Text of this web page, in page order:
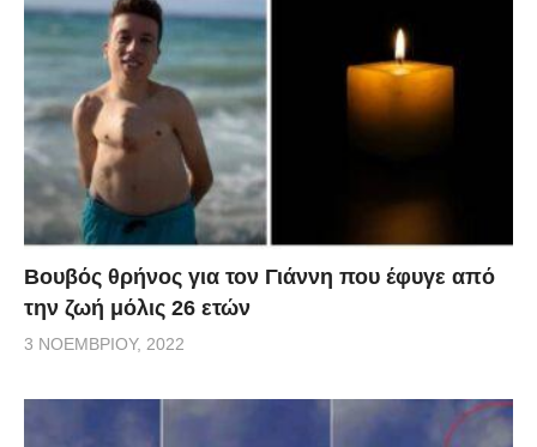
Βουβός θρήνος για τον Γιάννη που έφυγε από
την ζωή μόλις 26 ετών
3 ΝΟΕΜΒΡΊΟΥ, 2022